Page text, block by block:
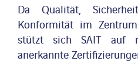
Da Qualität,
Konformität im
stützt sich SAIT auf
anerkannte